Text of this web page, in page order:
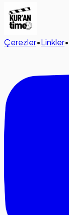
Çerezler•Linkler•